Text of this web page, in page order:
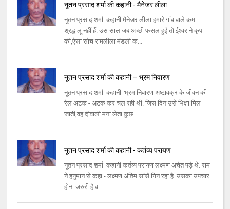
नूतन प्रसाद शर्मा की कहानी - मैनेजर लीला
नूतन प्रसाद शर्मा कहानी मैनेजर लीला हमारे गांव वाले कम
श्रद्धालू नहीं हैं. उस साल जब अच्छी फसल हुई तो ईश्वर ने कृपा
की,ऐसा सोच रामलीला मंडली क...
नूतन प्रसाद शर्मा की कहानी – भ्रम निवारण
नूतन प्रसाद शर्मा कहानी भ्रम निवारण अष्टावक्र के जीवन की
रेल अटक - अटक कर चल रही थी. जिस दिन उसे भिक्षा मिल
जाती,वह दीवाली मना लेता कुछ...
नूतन प्रसाद शर्मा की कहानी - कर्तव्य परायण
नूतन प्रसाद शर्मा कहानी कर्तव्य परायण लक्ष्मण अचेत पड़े थे. राम
ने हनुमान से कहा - लक्ष्मण अंतिम सांसें गिन रहा है. उसका उपचार
होना जरुरी है व...